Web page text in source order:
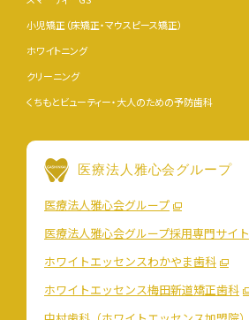
小児矯正（床矯正・マウスピース矯正）
ホワイトニング
クリーニング
くちもとビューティー・大人のための予防歯科
医療法人雅心会グループ
医療法人雅心会グループ
医療法人雅心会グループ採用専門サイト
ホワイトエッセンスわかやま歯科
ホワイトエッセンス梅田新道矯正歯科